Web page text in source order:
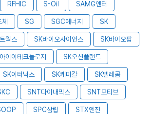
RFHIC S-Oil SAMG엔터
체 SG SGC에너지 SK
웍스 SK바이오사이언스 SK바이오팜
이이테크놀로지 SK오션플랜트
SK이터닉스 SK케미칼 SK텔레콤
SNT다이내믹스 SNT모티브
SPC삼립 STX엔진